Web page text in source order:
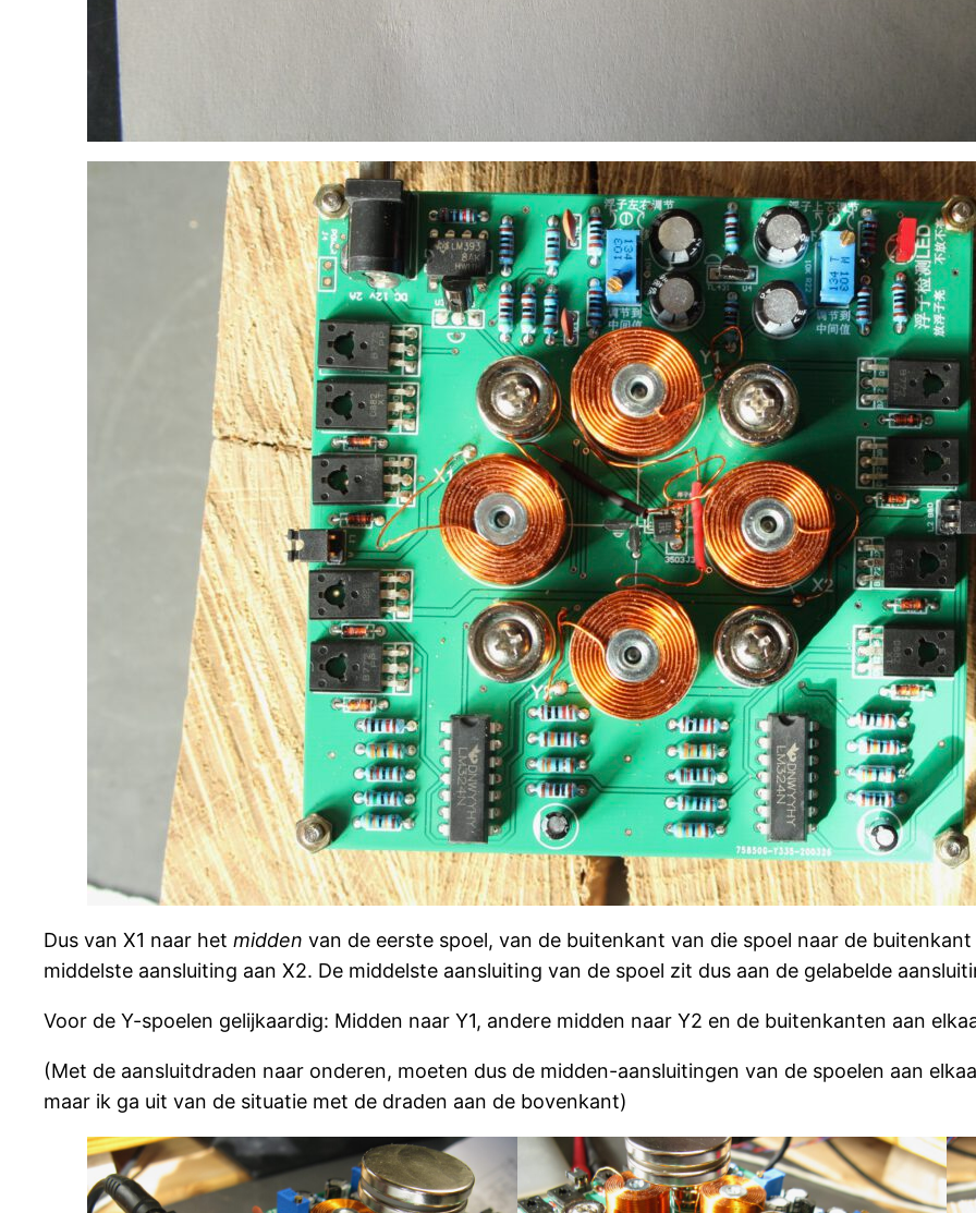
Dus van X1 naar het midden van de eerste spoel, van de buitenkant van die spoel naar de
middelste aansluiting aan X2. De middelste aansluiting van de spoel zit dus aan de gelabelde
Voor de Y-spoelen gelijkaardig: Midden naar Y1, andere midden naar Y2 en de buitenkanten aan
(Met de aansluitdraden naar onderen, moeten dus de midden-aansluitingen van de spoelen aan
maar ik ga uit van de situatie met de draden aan de bovenkant)